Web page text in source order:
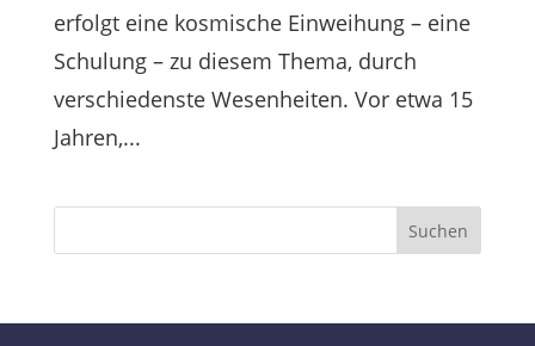
erfolgt eine kosmische Einweihung – eine
Schulung – zu diesem Thema, durch
verschiedenste Wesenheiten. Vor etwa 15
Jahren,...